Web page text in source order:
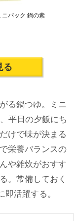
ニパック 鍋の素
る
る鍋つゆ。ミニ
平日の夕飯にち
けで味が決まる
栄養バランスの
や雑炊がおすす
。常備しておく
活躍する。